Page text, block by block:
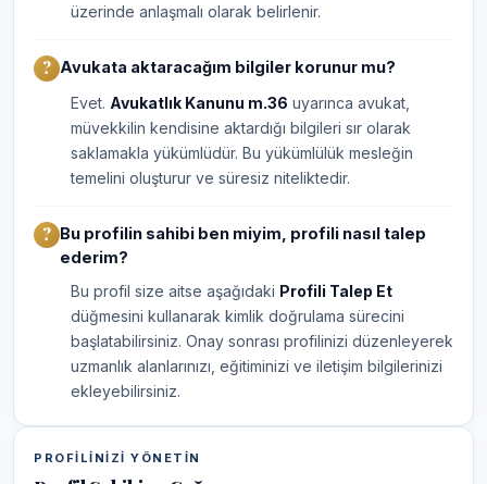
üzerinde anlaşmalı olarak belirlenir.
Avukata aktaracağım bilgiler korunur mu?
Evet. Avukatlık Kanunu m.36 uyarınca avukat,
müvekkilin kendisine aktardığı bilgileri sır olarak
saklamakla yükümlüdür. Bu yükümlülük mesleğin
temelini oluşturur ve süresiz niteliktedir.
Bu profilin sahibi ben miyim, profili nasıl talep
ederim?
Bu profil size aitse aşağıdaki Profili Talep Et
düğmesini kullanarak kimlik doğrulama sürecini
başlatabilirsiniz. Onay sonrası profilinizi düzenleyerek
uzmanlık alanlarınızı, eğitiminizi ve iletişim bilgilerinizi
ekleyebilirsiniz.
PROFILINIZI YÖNETIN